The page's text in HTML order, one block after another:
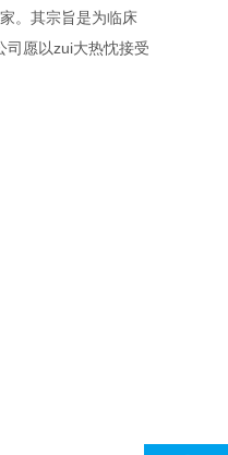
。其宗旨是为临床
司愿以zui大热忱接受